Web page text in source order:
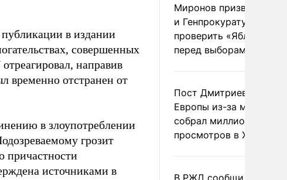
в издании
совершенных
направив
временно отстранен от
в злоупотреблении
грозит
причастности
источниками в
Миронов призвал
и Генпрокуратуру
проверить «Яблоко»
перед выборами
Пост Дмитриева о
Европы из-за
собрал миллион
просмотров в X
В РЖД сообщили о